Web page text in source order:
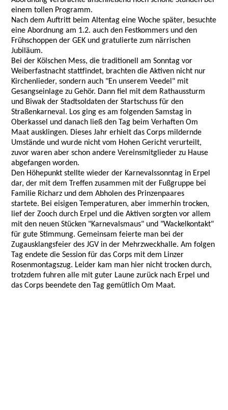
einem tollen Programm.
Nach dem Auftritt beim Altentag eine Woche später, besuchte
eine Abordnung am 1.2. auch den Festkommers und den
Frühschoppen der GEK und gratulierte zum närrischen
Jubiläum.
Bei der Kölschen Mess, die traditionell am Sonntag vor
Weiberfastnacht stattfindet, brachten die Aktiven nicht nur
Kirchenlieder, sondern auch "En unserem Veedel" mit
Gesangseinlage zu Gehör. Dann fiel mit dem Rathaussturm
und Biwak der Stadtsoldaten der Startschuss für den
Straßenkarneval. Los ging es am folgenden Samstag in
Oberkassel und danach ließ den Tag beim Verhaften Om
Maat ausklingen. Dieses Jahr erhielt das Corps mildernde
Umstände und wurde nicht vom Hohen Gericht verurteilt,
zuvor waren aber schon andere Vereinsmitglieder zu Hause
abgefangen worden.
Den Höhepunkt stellte wieder der Karnevalssonntag in Erpel
dar, der mit dem Treffen zusammen mit der Fußgruppe bei
Familie Richarz und dem Abholen des Prinzenpaares
startete. Bei eisigen Temperaturen, aber immerhin trocken,
lief der Zooch durch Erpel und die Aktiven sorgten vor allem
mit den neuen Stücken "Karnevalsmaus" und "Wackelkontakt"
für gute Stimmung. Gemeinsam feierte man bei der
Zugausklangsfeier des JGV in der Mehrzweckhalle. Am folgen
Tag endete die Session für das Corps mit dem Linzer
Rosenmontagszug. Leider kam man hier nicht trocken durch,
trotzdem fuhren alle mit guter Laune zurück nach Erpel und
das Corps beendete den Tag gemütlich Om Maat.